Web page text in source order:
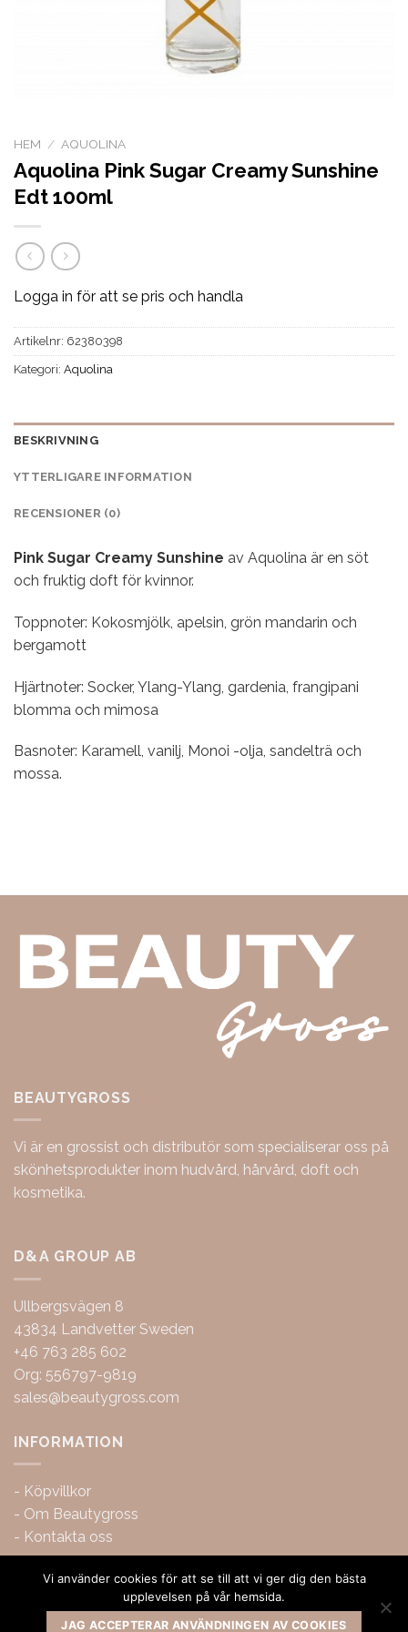
HEM / AQUOLINA
Aquolina Pink Sugar Creamy Sunshine
Edt 100ml
Logga in för att se pris och handla
Artikelnr: 62380398
Kategori: Aquolina
BESKRIVNING
YTTERLIGARE INFORMATION
RECENSIONER (0)
Pink Sugar Creamy Sunshine av Aquolina är en söt
och fruktig doft för kvinnor.
Toppnoter: Kokosmjölk, apelsin, grön mandarin och
bergamott
Hjärtnoter: Socker, Ylang-Ylang, gardenia, frangipani
blomma och mimosa
Basnoter: Karamell, vanilj, Monoi -olja, sandelträ och
mossa.
BEAUTYGROSS
Vi är en grossist och distributör som specialiserar oss på
skönhetsprodukter inom hudvård, hårvård, doft och
kosmetika.
D&A GROUP AB
Ullbergsvägen 8
43834 Landvetter Sweden
+46 763 285 602
Org: 556797-9819
sales@beautygross.com
INFORMATION
- Köpvillkor
- Om Beautygross
- Kontakta oss
Vi använder cookies för att se till att vi ger dig den bästa
upplevelsen på vår hemsida.
JAG ACCEPTERAR ANVÄNDNINGEN AV COOKIES